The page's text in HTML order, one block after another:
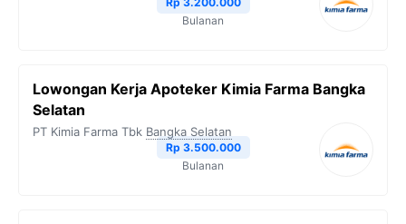
Bulanan
Lowongan Kerja Apoteker Kimia Farma Bangka
Selatan
PT Kimia Farma Tbk Bangka Selatan
Rp 3.500.000
Bulanan